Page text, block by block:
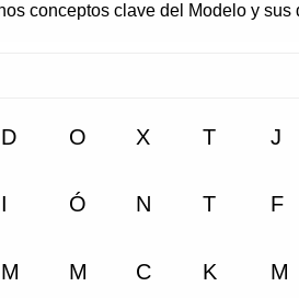
conceptos clave del Modelo y